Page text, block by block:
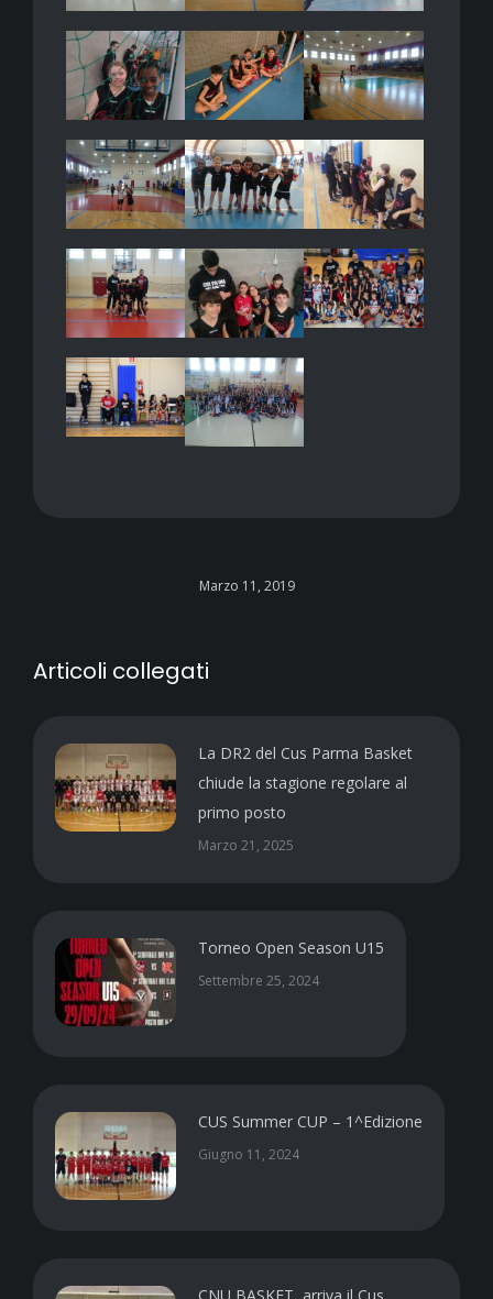
Marzo 11, 2019
Articoli collegati
La DR2 del Cus Parma Basket
chiude la stagione regolare al
primo posto
Marzo 21, 2025
Torneo Open Season U15
Settembre 25, 2024
CUS Summer CUP – 1^Edizione
Giugno 11, 2024